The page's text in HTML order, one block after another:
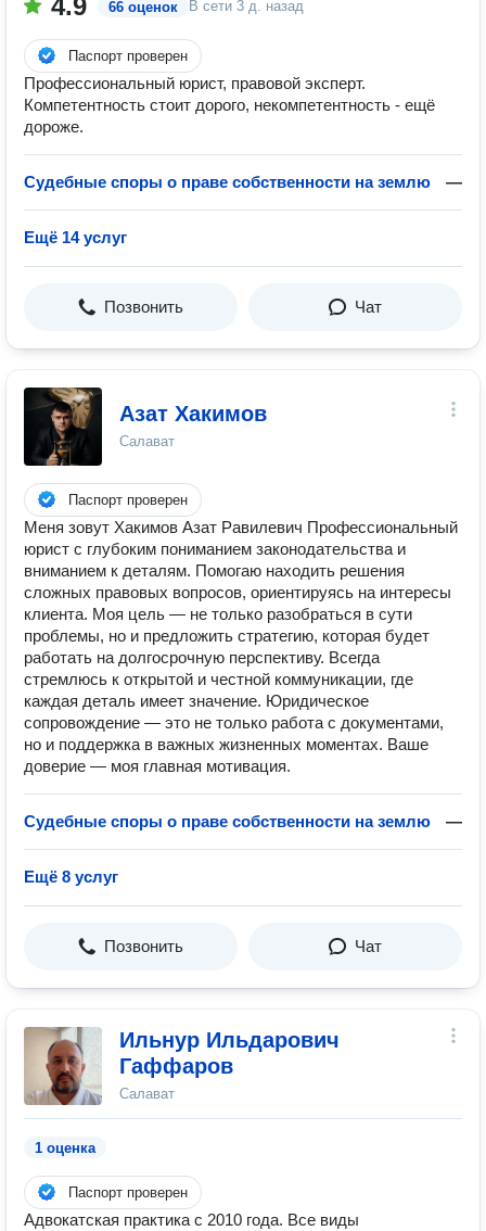
4.9 66 оценок В сети 3 д. назад
Паспорт проверен
Профессиональный юрист, правовой эксперт.
Компетентность стоит дорого, некомпетентность - ещё
дороже.
Судебные споры о праве собственности на землю —
Ещё 14 услуг
Позвонить Чат
Азат Хакимов
Салават
Паспорт проверен
Меня зовут Хакимов Азат Равилевич Профессиональный
юрист с глубоким пониманием законодательства и
вниманием к деталям. Помогаю находить решения
сложных правовых вопросов, ориентируясь на интересы
клиента. Моя цель — не только разобраться в сути
проблемы, но и предложить стратегию, которая будет
работать на долгосрочную перспективу. Всегда
стремлюсь к открытой и честной коммуникации, где
каждая деталь имеет значение. Юридическое
сопровождение — это не только работа с документами,
но и поддержка в важных жизненных моментах. Ваше
доверие — моя главная мотивация.
Судебные споры о праве собственности на землю —
Ещё 8 услуг
Позвонить Чат
Ильнур Ильдарович
Гаффаров
Салават
1 оценка
Паспорт проверен
Адвокатская практика с 2010 года. Все виды